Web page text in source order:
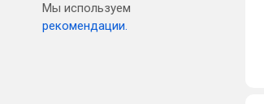
Мы используем
рекомендации.